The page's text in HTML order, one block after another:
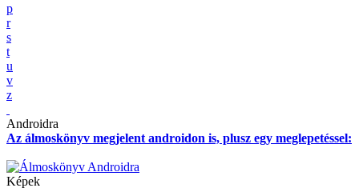
p
r
s
t
u
v
z
Androidra
Az álmoskönyv megjelent androidon is, plusz egy meglepetéssel:
Képek